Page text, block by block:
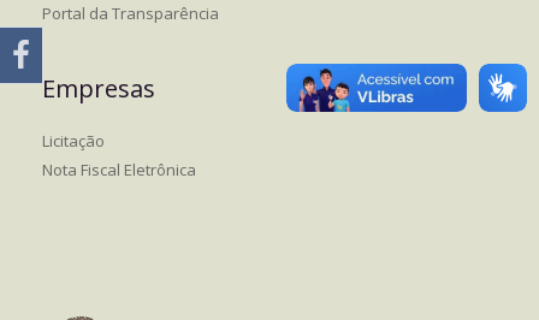
Portal da Transparência
Empresas
Licitação
Nota Fiscal Eletrônica